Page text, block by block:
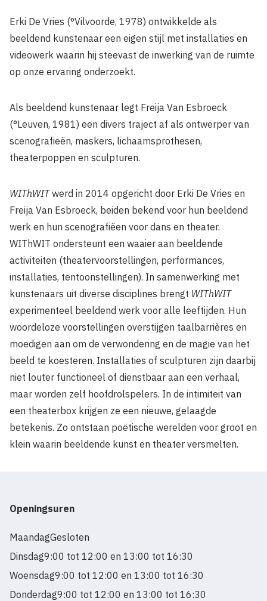
Erki De Vries (°Vilvoorde, 1978) ontwikkelde als
beeldend kunstenaar een eigen stijl met installaties en
videowerk waarin hij steevast de inwerking van de ruimte
op onze ervaring onderzoekt.
Als beeldend kunstenaar legt Freija Van Esbroeck
(°Leuven, 1981) een divers traject af als ontwerper van
scenografieën, maskers, lichaamsprothesen,
theaterpoppen en sculpturen.
WIThWITwerd in 2014 opgericht door Erki De Vries en
Freija Van Esbroeck, beiden bekend voor hun beeldend
werk en hun scenografiëen voor dans en theater.
WIThWIT ondersteunt een waaier aan beeldende
activiteiten (theatervoorstellingen, performances,
installaties, tentoonstellingen). In samenwerking met
kunstenaars uit diverse disciplines brengt WIThWIT
experimenteel beeldend werk voor alle leeftijden. Hun
woordeloze voorstellingen overstijgen taalbarrières en
moedigen aan om de verwondering en de magie van het
beeld te koesteren. Installaties of sculpturen zijn daarbij
niet louter functioneel of dienstbaar aan een verhaal,
maar worden zelf hoofdrolspelers. In de intimiteit van
een theaterbox krijgen ze een nieuwe, gelaagde
betekenis. Zo ontstaan poëtische werelden voor groot en
klein waarin beeldende kunst en theater versmelten.
Openingsuren
MaandagGesloten
Dinsdag9:00 tot 12:00 en 13:00 tot 16:30
Woensdag9:00 tot 12:00 en 13:00 tot 16:30
Donderdag9:00 tot 12:00 en 13:00 tot 16:30